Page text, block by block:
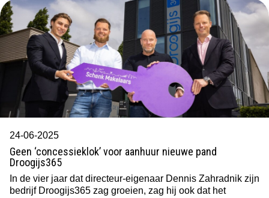
24-06-2025
Geen ‘concessieklok’ voor aanhuur nieuwe pand
Droogijs365
In de vier jaar dat directeur-eigenaar Dennis Zahradnik zijn
bedrijf Droogijs365 zag groeien, zag hij ook dat het